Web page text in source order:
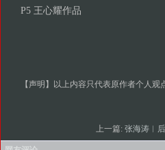
P5 王心耀作品
【声明】以上内容只代表原作者个人观
上一篇: 张海涛︱